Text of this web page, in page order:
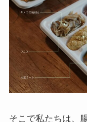
そこで私たちは、